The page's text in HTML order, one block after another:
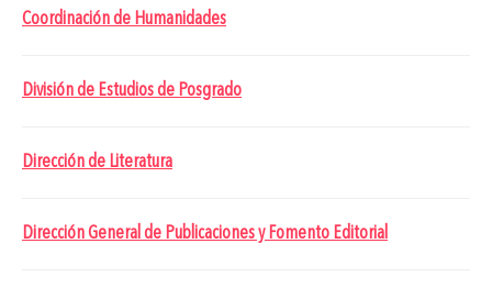
Coordinación de Humanidades
División de Estudios de Posgrado
Dirección de Literatura
Dirección General de Publicaciones y Fomento Editorial